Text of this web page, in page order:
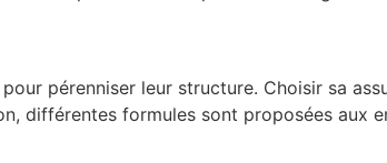
pérenniser leur structure. Choisir sa
différentes formules sont proposées aux